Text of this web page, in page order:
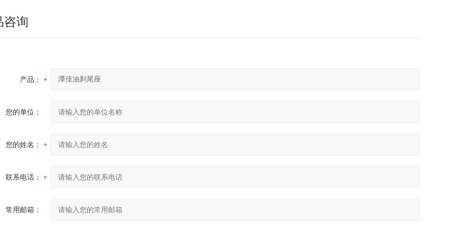
咨询
产品：
您的单位：
您的姓名：
联系电话：
常用邮箱：